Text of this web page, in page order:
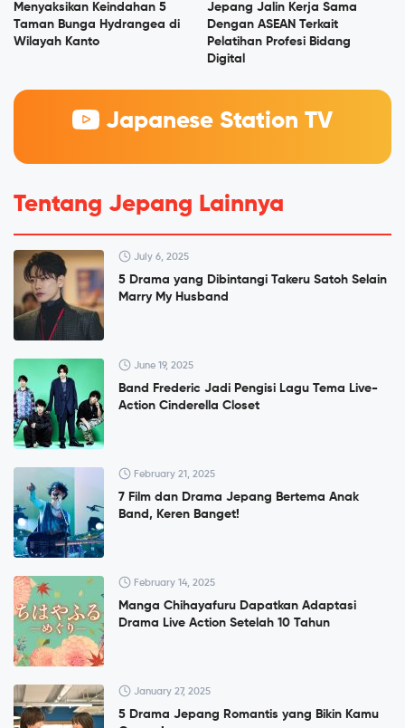
Menyaksikan Keindahan 5
Taman Bunga Hydrangea di
Wilayah Kanto
Jepang Jalin Kerja Sama
Dengan ASEAN Terkait
Pelatihan Profesi Bidang
Digital
Japanese Station TV
Tentang Jepang Lainnya
July 6, 2025
5 Drama yang Dibintangi Takeru Satoh Selain
Marry My Husband
June 19, 2025
Band Frederic Jadi Pengisi Lagu Tema Live-
Action Cinderella Closet
February 21, 2025
7 Film dan Drama Jepang Bertema Anak
Band, Keren Banget!
February 14, 2025
Manga Chihayafuru Dapatkan Adaptasi
Drama Live Action Setelah 10 Tahun
January 27, 2025
5 Drama Jepang Romantis yang Bikin Kamu